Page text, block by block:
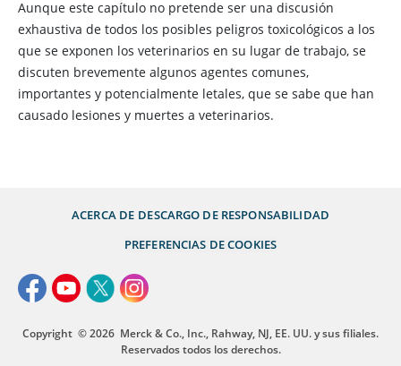
Aunque este capítulo no pretende ser una discusión
exhaustiva de todos los posibles peligros toxicológicos a los
que se exponen los veterinarios en su lugar de trabajo, se
discuten brevemente algunos agentes comunes,
importantes y potencialmente letales, que se sabe que han
causado lesiones y muertes a veterinarios.
ACERCA DE DESCARGO DE RESPONSABILIDAD
PREFERENCIAS DE COOKIES
Copyright © 2026 Merck & Co., Inc., Rahway, NJ, EE. UU. y sus filiales.
Reservados todos los derechos.